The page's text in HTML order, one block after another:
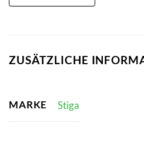
ZUSÄTZLICHE
MARKE Stiga